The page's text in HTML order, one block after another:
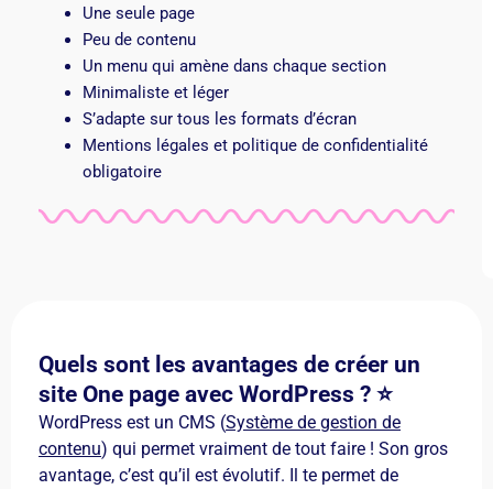
Une seule page
Peu de contenu
Un menu qui amène dans chaque section
Minimaliste et léger
S’adapte sur tous les formats d’écran
Mentions légales et politique de confidentialité
obligatoire
Quels sont les avantages de créer un
site One page avec WordPress ? ⭐️
WordPress est un CMS (Système de gestion de
contenu) qui permet vraiment de tout faire ! Son gros
avantage, c’est qu’il est évolutif. Il te permet de